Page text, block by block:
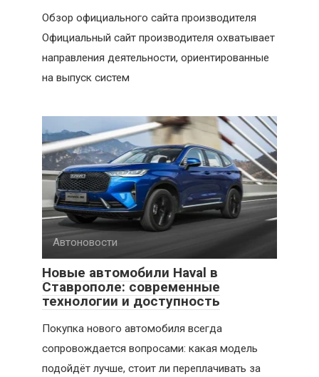
Обзор официального сайта производителя
Официальный сайт производителя охватывает
направления деятельности, ориентированные
на выпуск систем
Автоновости
Новые автомобили Haval в
Ставрополе: современные
технологии и доступность
Покупка нового автомобиля всегда
сопровождается вопросами: какая модель
подойдёт лучше, стоит ли переплачивать за